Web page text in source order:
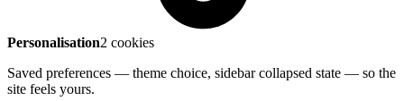
Personalisation2 cookies
Saved preferences — theme choice, sidebar collapsed state — so the
site feels yours.